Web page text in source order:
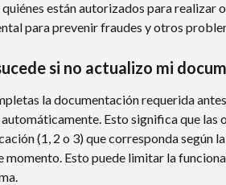
están autorizados para realizar
para prevenir fraudes y otros
si no actualizo mi
la documentación requerida
Esto significa que las
(1, 2 o 3) que corresponda según
momento. Esto puede limitar la